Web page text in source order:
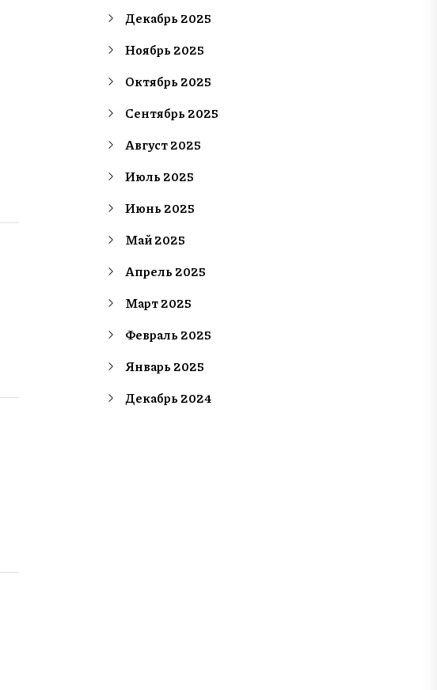
Декабрь 2025
Ноябрь 2025
Октябрь 2025
Сентябрь 2025
Август 2025
Июль 2025
Июнь 2025
Май 2025
Апрель 2025
Март 2025
Февраль 2025
Январь 2025
Декабрь 2024